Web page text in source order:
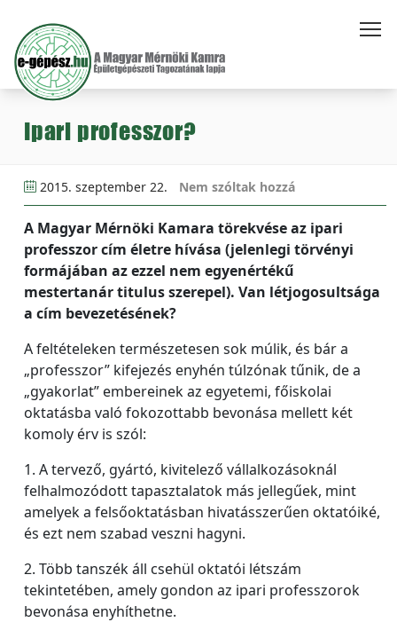
Ipari professzor?
2015. szeptember 22. Nem szóltak hozzá
A Magyar Mérnöki Kamara törekvése az ipari
professzor cím életre hívása (jelenlegi törvényi
formájában az ezzel nem egyenértékű
mestertanár titulus szerepel). Van létjogosultsága
a cím bevezetésének?
A feltételeken természetesen sok múlik, és bár a
„professzor” kifejezés enyhén túlzónak tűnik, de a
„gyakorlat” embereinek az egyetemi, főiskolai
oktatásba való fokozottabb bevonása mellett két
komoly érv is szól:
1. A tervező, gyártó, kivitelező vállalkozásoknál
felhalmozódott tapasztalatok más jellegűek, mint
amelyek a felsőoktatásban hivatásszerűen oktatóiké,
és ezt nem szabad veszni hagyni.
2. Több tanszék áll csehül oktatói létszám
tekintetében, amely gondon az ipari professzorok
bevonása enyhíthetne.